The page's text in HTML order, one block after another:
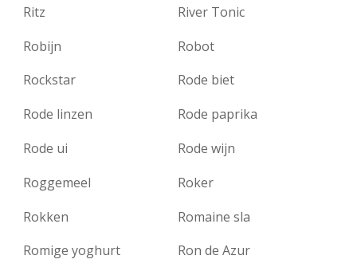
Ritz
River Tonic
Robijn
Robot
Rockstar
Rode biet
Rode linzen
Rode paprika
Rode ui
Rode wijn
Roggemeel
Roker
Rokken
Romaine sla
Romige yoghurt
Ron de Azur